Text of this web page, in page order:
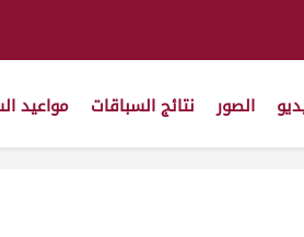
الصور نتائج السباقات مواعيد